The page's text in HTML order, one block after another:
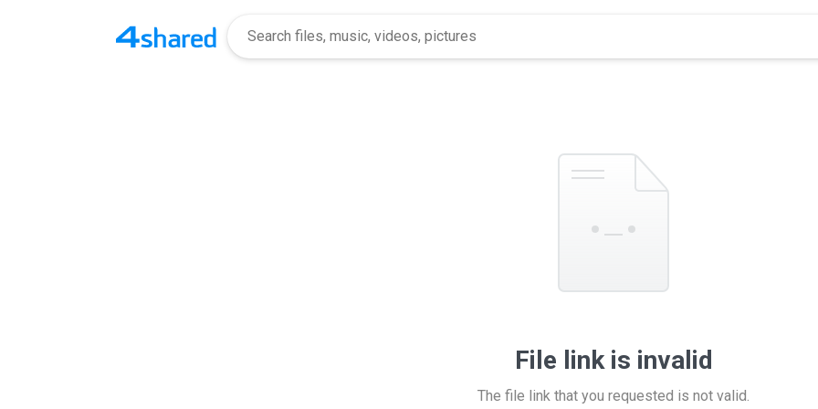
File link is invalid
The file link that you requested is not valid.